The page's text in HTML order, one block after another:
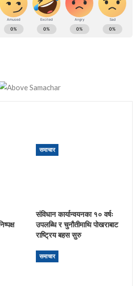
समाचार
संविधान कार्यान्वयनका १० वर्षः
उपलब्धि र चुनौतीमाथि पोखराबाट
राष्ट्रिय बहस सुरु
समाचार